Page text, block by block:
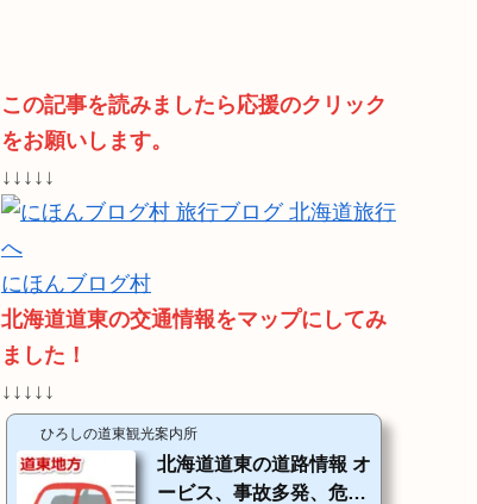
この記事を読みましたら応援のクリック
をお願いします。
↓↓↓↓↓
にほんブログ村
北海道道東の交通情報をマップにしてみ
ました！
↓↓↓↓↓
ひろしの道東観光案内所
北海道道東の道路情報 オ
ービス、事故多発、危険